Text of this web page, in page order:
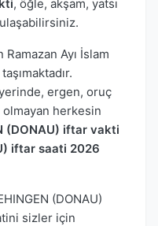
, öğle, akşam, yatsı
Ayı İslam
ergen, oruç
herkesin
(DONAU) iftar vakti
iftar saati 2026
(DONAU)
sizler için